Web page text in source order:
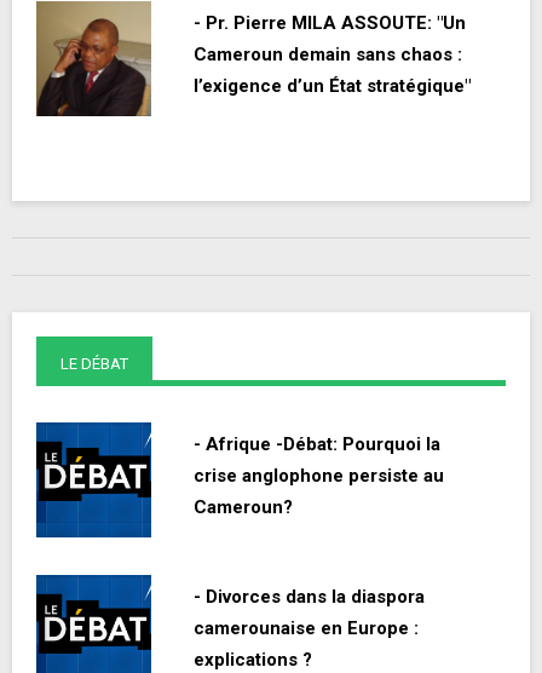
- Pr. Pierre MILA ASSOUTE: "Un
Cameroun demain sans chaos :
l’exigence d’un État stratégique"
LE DÉBAT
- Afrique -Débat: Pourquoi la
crise anglophone persiste au
Cameroun?
- Divorces dans la diaspora
camerounaise en Europe :
explications ?